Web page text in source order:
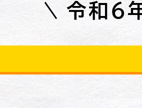
令和６